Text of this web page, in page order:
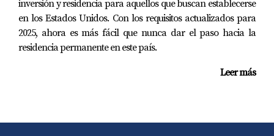
inversión y residencia para aquellos que buscan establecerse
en los Estados Unidos. Con los requisitos actualizados para
2025, ahora es más fácil que nunca dar el paso hacia la
residencia permanente en este país.
Leer más